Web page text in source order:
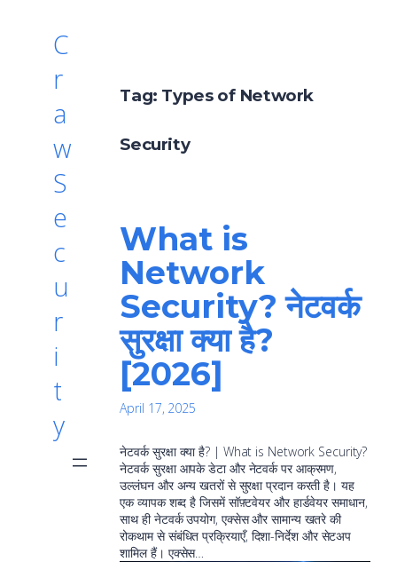
C
r
a
w
S
e
c
u
r
i
t
y
Tag: Types of Network
Security
What is
Network
Security? नेटवर्क
सुरक्षा क्या है?
[2026]
April 17, 2025
नेटवर्क सुरक्षा क्या है? | What is Network Security?
नेटवर्क सुरक्षा आपके डेटा और नेटवर्क पर आक्रमण,
उल्लंघन और अन्य खतरों से सुरक्षा प्रदान करती है। यह
एक व्यापक शब्द है जिसमें सॉफ़्टवेयर और हार्डवेयर समाधान,
साथ ही नेटवर्क उपयोग, एक्सेस और सामान्य खतरे की
रोकथाम से संबंधित प्रक्रियाएँ, दिशा-निर्देश और सेटअप
शामिल हैं। एक्सेस…